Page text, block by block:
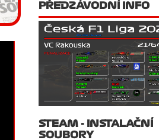
PŘEDZÁVODNÍ INFO
STEAM - INSTALAČNÍ
SOUBORY